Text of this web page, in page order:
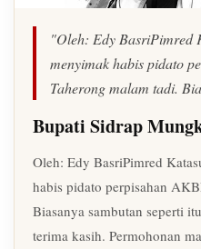
"Oleh: Edy BasriPimred
menyimak habis pidato
Taherong malam tadi.
Bupati Sidrap
Oleh: Edy BasriPimred
habis pidato perpisahan
Biasanya sambutan seperti
terima kasih. Permohonan